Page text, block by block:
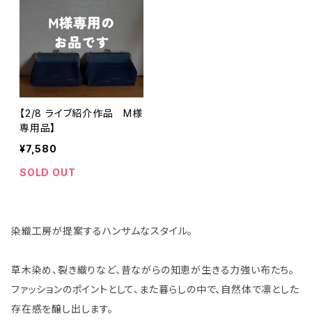
【2/8 ライブ紹介作品 M様
専用品】
¥7,580
SOLD OUT
染織工房が提案するハンサムなスタイル。
草木染め、裂き織りなど、昔ながらの知恵が生きる力強い布たち。
ファッションのポイントとして、また暮らしの中で、自然体で凛とした
存在感を醸し出します。